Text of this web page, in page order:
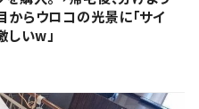
らウロコの光景に「サイ
しいw」